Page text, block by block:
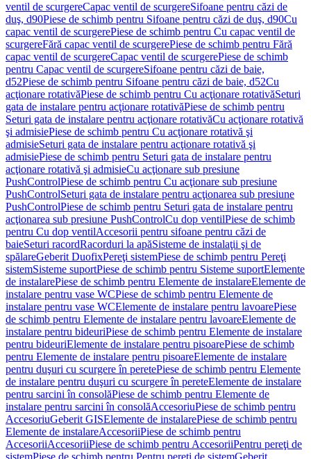
ventil de scurgereCapac ventil de scurgereSifoane pentru căzi de
duş, d90Piese de schimb pentru Sifoane pentru căzi de duş, d90Cu
capac ventil de scurgerePiese de schimb pentru Cu capac ventil de
scurgereFără capac ventil de scurgerePiese de schimb pentru Fără
capac ventil de scurgereCapac ventil de scurgerePiese de schimb
pentru Capac ventil de scurgereSifoane pentru căzi de baie,
d52Piese de schimb pentru Sifoane pentru căzi de baie, d52Cu
acţionare rotativăPiese de schimb pentru Cu acţionare rotativăSeturi
gata de instalare pentru acţionare rotativăPiese de schimb pentru
Seturi gata de instalare pentru acţionare rotativăCu acţionare rotativă
şi admisiePiese de schimb pentru Cu acţionare rotativă şi
admisieSeturi gata de instalare pentru acţionare rotativă şi
admisiePiese de schimb pentru Seturi gata de instalare pentru
acţionare rotativă şi admisieCu acţionare sub presiune
PushControlPiese de schimb pentru Cu acţionare sub presiune
PushControlSeturi gata de instalare pentru acţionarea sub presiune
PushControlPiese de schimb pentru Seturi gata de instalare pentru
acţionarea sub presiune PushControlCu dop ventilPiese de schimb
pentru Cu dop ventilAccesorii pentru sifoane pentru căzi de
baieSeturi racordRacorduri la apăSisteme de instalaţii şi de
spălareGeberit DuofixPereţi sistemPiese de schimb pentru Pereţi
sistemSisteme suportPiese de schimb pentru Sisteme suportElemente
de instalarePiese de schimb pentru Elemente de instalareElemente de
instalare pentru vase WCPiese de schimb pentru Elemente de
instalare pentru vase WCElemente de instalare pentru lavoarePiese
de schimb pentru Elemente de instalare pentru lavoareElemente de
instalare pentru bideuriPiese de schimb pentru Elemente de instalare
pentru bideuriElemente de instalare pentru pisoarePiese de schimb
pentru Elemente de instalare pentru pisoareElemente de instalare
pentru duşuri cu scurgere în peretePiese de schimb pentru Elemente
de instalare pentru duşuri cu scurgere în pereteElemente de instalare
pentru sarcini în consolăPiese de schimb pentru Elemente de
instalare pentru sarcini în consolăAccesoriuPiese de schimb pentru
AccesoriuGeberit GISElemente de instalarePiese de schimb pentru
Elemente de instalareAccesoriiPiese de schimb pentru
AccesoriiAccesoriiPiese de schimb pentru AccesoriiPentru pereţi de
sistemPiese de schimb pentru Pentru pereţi de sistemGeberit